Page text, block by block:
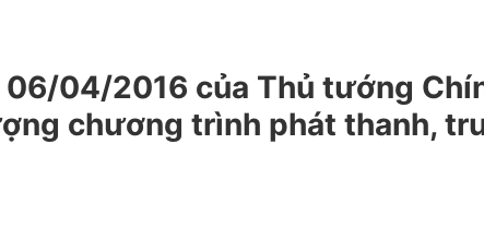
04/2016 của Thủ tướng
chương trình phát thanh,